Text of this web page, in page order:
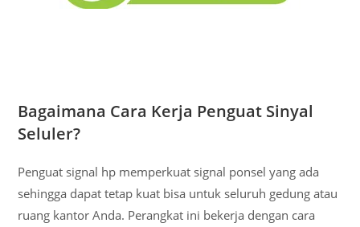
Bagaimana Cara Kerja Penguat Sinyal
Seluler?
Penguat signal hp memperkuat signal ponsel yang ada
sehingga dapat tetap kuat bisa untuk seluruh gedung atau
ruang kantor Anda. Perangkat ini bekerja dengan cara